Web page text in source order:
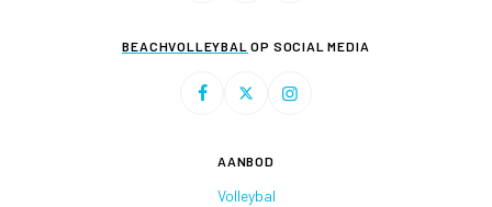
BEACHVOLLEYBAL OP SOCIAL MEDIA
AANBOD
Volleybal